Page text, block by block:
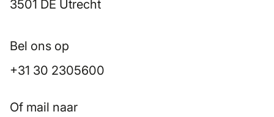
3501 DE Utrecht
Bel ons op
+31 30 2305600
Of mail naar